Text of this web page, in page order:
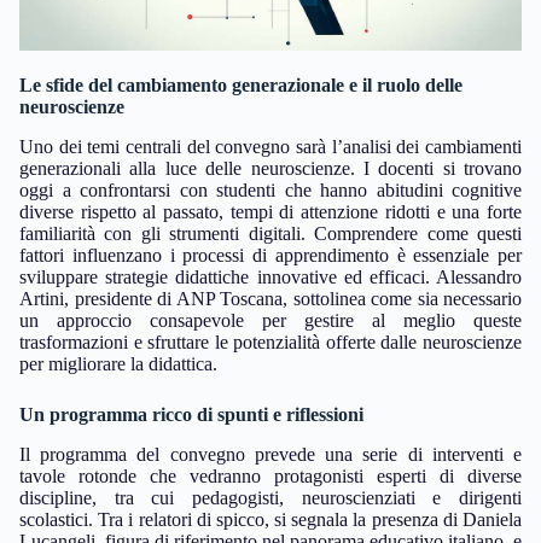
Le sfide del cambiamento generazionale e il ruolo delle
neuroscienze
Uno dei temi centrali del convegno sarà l’analisi dei cambiamenti
generazionali alla luce delle neuroscienze. I docenti si trovano
oggi a confrontarsi con studenti che hanno abitudini cognitive
diverse rispetto al passato, tempi di attenzione ridotti e una forte
familiarità con gli strumenti digitali. Comprendere come questi
fattori influenzano i processi di apprendimento è essenziale per
sviluppare strategie didattiche innovative ed efficaci. Alessandro
Artini, presidente di ANP Toscana, sottolinea come sia necessario
un approccio consapevole per gestire al meglio queste
trasformazioni e sfruttare le potenzialità offerte dalle neuroscienze
per migliorare la didattica.
Un programma ricco di spunti e riflessioni
Il programma del convegno prevede una serie di interventi e
tavole rotonde che vedranno protagonisti esperti di diverse
discipline, tra cui pedagogisti, neuroscienziati e dirigenti
scolastici. Tra i relatori di spicco, si segnala la presenza di Daniela